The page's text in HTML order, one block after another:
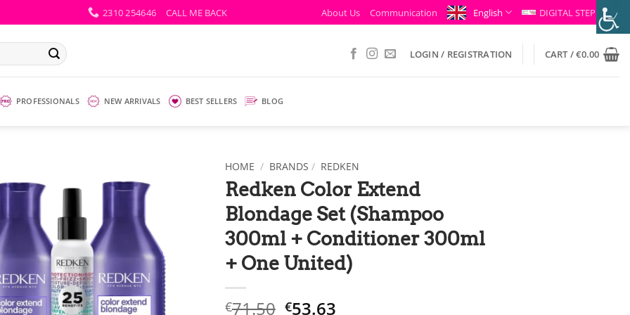
2310 254646 CALL ME BACK About Us Communication English DIGITAL STEP
LOGIN / REGISTRATION CART /€0.00
PROFESSIONALS NEW ARRIVALS BEST SELLERS BLOG
HOME / BRANDS / REDKEN
Redken Color Extend
Blondage Set (Shampoo
300ml + Conditioner 300ml
+ One United)
€71.50 Original
€53.63